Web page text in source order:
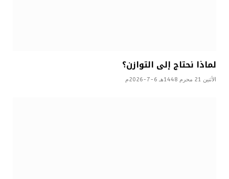
لماذا نحتاج إلى التوازن؟
الأثنين 21 محرم 1448هـ 6-7-2026م